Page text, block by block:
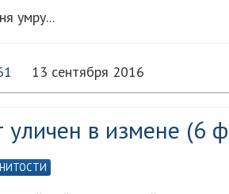
умру...
13 сентября 2016
уличен в измене (6